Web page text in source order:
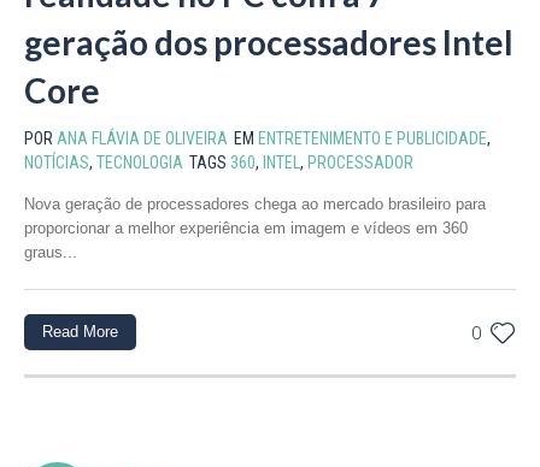
geração dos processadores Intel
Core
POR ANA FLÁVIA DE OLIVEIRA EM ENTRETENIMENTO E PUBLICIDADE,
NOTÍCIAS, TECNOLOGIA TAGS 360, INTEL , PROCESSADOR
Nova geração de processadores chega ao mercado brasileiro para
proporcionar a melhor experiência em imagem e vídeos em 360
graus...
0
Read More